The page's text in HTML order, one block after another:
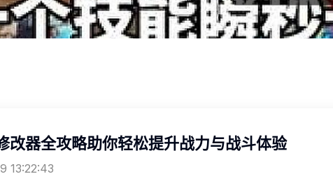
改器全攻略助你轻松提升战力与战斗体验
13:22:43